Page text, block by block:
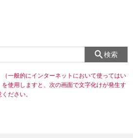
検索
（一般的にインターネットにおいて使ってはい
使用しますと、次の画面で文字化けが発生す
ださい。